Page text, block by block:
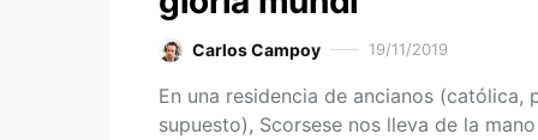
Carlos Campoy 19/11/2019
En una residencia de ancianos (católica,
supuesto), Scorsese nos lleva de la mano